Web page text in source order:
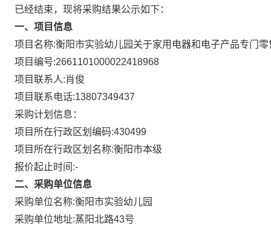
已经结束，现将采购结果公示如下：
一、项目信息
项目名称:衡阳市实验幼儿园关于家用电器和电子产品专门
项目编号:2661101000022418968
项目联系人:肖俊
项目联系电话:13807349437
采购计划信息：
项目所在行政区划编码:430499
项目所在行政区划名称:衡阳市本级
报价起止时间:-
二、采购单位信息
采购单位名称:衡阳市实验幼儿园
采购单位地址:蒸阳北路43号